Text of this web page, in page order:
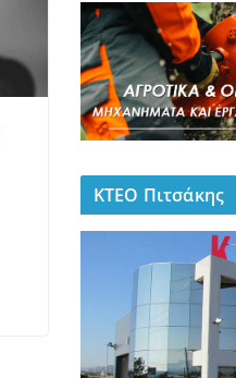
ΚΤΕΟ Πιτσάκης